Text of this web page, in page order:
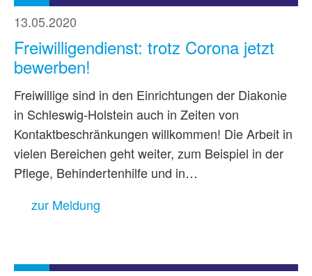
13.05.2020
Freiwilligendienst: trotz Corona jetzt
bewerben!
Freiwillige sind in den Einrichtungen der Diakonie
in Schleswig-Holstein auch in Zeiten von
Kontaktbeschränkungen willkommen! Die Arbeit in
vielen Bereichen geht weiter, zum Beispiel in der
Pflege, Behindertenhilfe und in…
zur Meldung